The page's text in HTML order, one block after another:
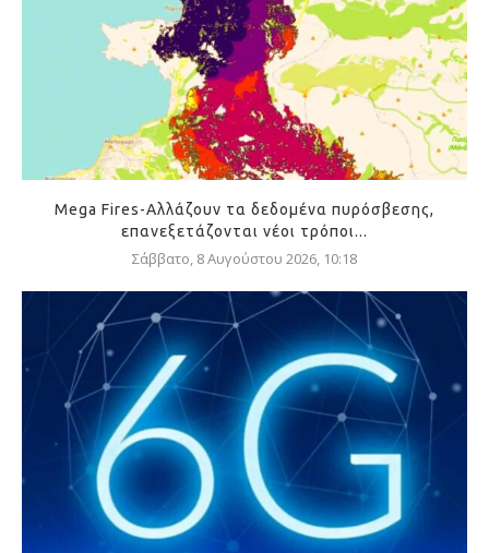
Mega Fires-Αλλάζουν τα δεδομένα πυρόσβεσης,
επανεξετάζονται νέοι τρόποι...
Σάββατο, 8 Αυγούστου 2026, 10:18